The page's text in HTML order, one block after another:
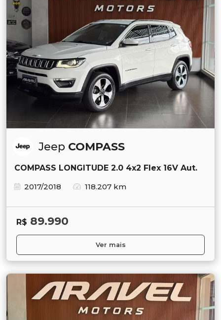
Jeep COMPASS
COMPASS LONGITUDE 2.0 4x2 Flex 16V Aut.
2017/2018
118.207 km
R$ 89.990
Ver mais